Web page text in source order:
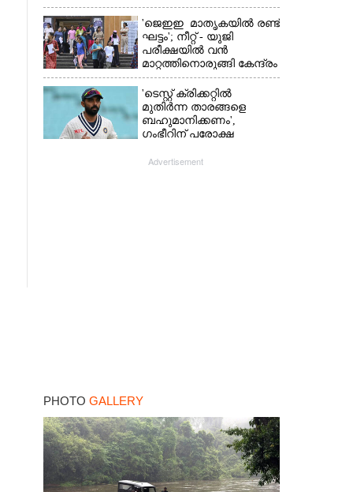
ലീ പ്രണയകഥയ്ക്ക്
ഒടുവിൽ മറുപടി
'ജെഇഇ മാതൃകയിൽ രണ്ട്
ഘട്ടം'; നീറ്റ് - യുജി
പരീക്ഷയിൽ വൻ
മാറ്റത്തിനൊരുങ്ങി കേന്ദ്രം
'ടെസ്റ്റ് ക്രിക്കറ്റിൽ
മുതിർന്ന താരങ്ങളെ
ബഹുമാനിക്കണം',
ഗംഭീറിന് പരോക്ഷ
Advertisement
PHOTO GALLERY